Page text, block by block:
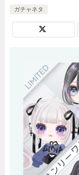
ガチャネタ